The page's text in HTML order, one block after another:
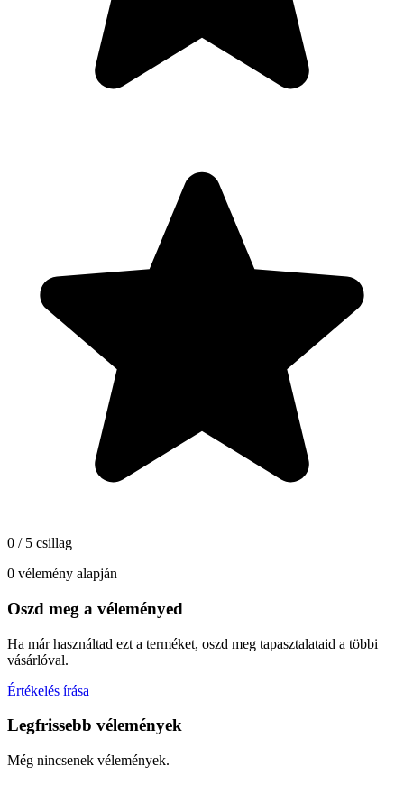
0 / 5 csillag
0 vélemény alapján
Oszd meg a véleményed
Ha már használtad ezt a terméket, oszd meg tapasztalataid a többi
vásárlóval.
Értékelés írása
Legfrissebb vélemények
Még nincsenek vélemények.